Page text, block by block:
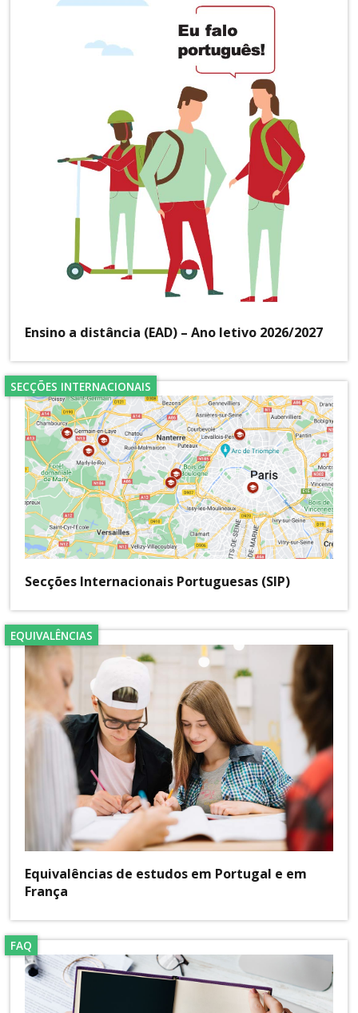
Ensino a distância (EAD) – Ano letivo 2026/2027
SECÇÕES INTERNACIONAIS
Secções Internacionais Portuguesas (SIP)
EQUIVALÊNCIAS
Equivalências de estudos em Portugal e em
França
FAQ